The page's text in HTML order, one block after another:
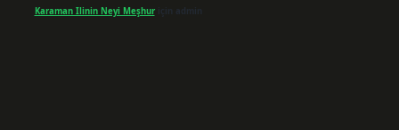
Karaman Ilinin Neyi Meşhuriçin admin